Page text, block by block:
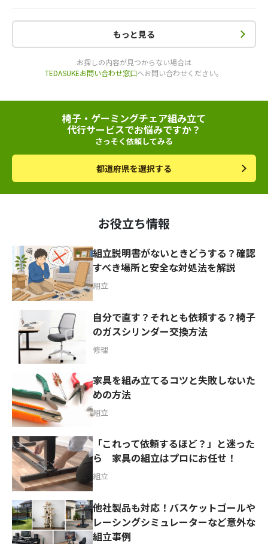
もっと見る
お探しの内容が見つからない場合は
TEDASUKEお問い合わせ窓口へお問い合わせください。
椅子・ゲーミングチェア組み立て
代行サービスでお悩みですか？
さっそく依頼してみる
都道府県を選択する
お役立ち情報
組立説明書がないときどうする？確認
すべき場所と安全な対処法を解説
組立
自分で直す？それとも依頼する？椅子
のガスシリンダー交換方法
修理
家具を組み立てるコツと失敗しないた
めの方法
組立
「これって依頼するほど？」と迷った
ら 家具の組立はプロにお任せ！
組立
他社製品も対応！バスケットゴールや
レーシングシミュレーターなど意外な
組立事例